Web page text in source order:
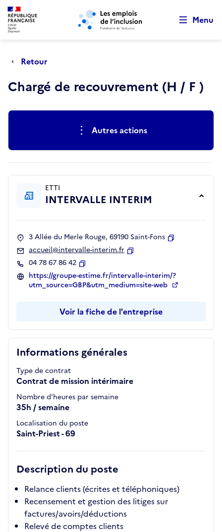
Aller au menu principal Aller au contenu principal
Menu
Retour
Chargé de recouvrement (H / F )
Actions rapidesAutres actions
Informations générales
Type de contrat
Contrat de mission intérimaire
Nombre d'heures par semaine
35h / semaine
Localisation du poste
Saint-Priest - 69
Description du poste
Relance clients (écrites et téléphoniques)
Recensement et gestion des litiges sur
factures/avoirs/déductions
Relevé de comptes clients
ETTI
INTERVALLE INTERIM
3 Allée du Merle Rouge, 69190 Saint-Fons
accueil@intervalle-interim.fr
04 78 67 86 42
Copier
https://groupe-estime.fr/intervalle-interim/?
utm_source=GBP&utm_medium=site-web
Voir la fiche de l'entreprise
Retour au début de la page
Panneau de gestion des cookies